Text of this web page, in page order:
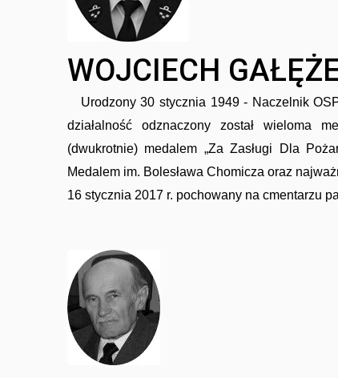
WOJCIECH
Urodzony 30 stycznia 1949 - Naczelnik
działalność odznaczony został wieloma
(dwukrotnie) medalem „Za Zasługi Dla
Medalem im. Bolesława Chomicza oraz
16 stycznia 2017 r. pochowany na cmentarzu